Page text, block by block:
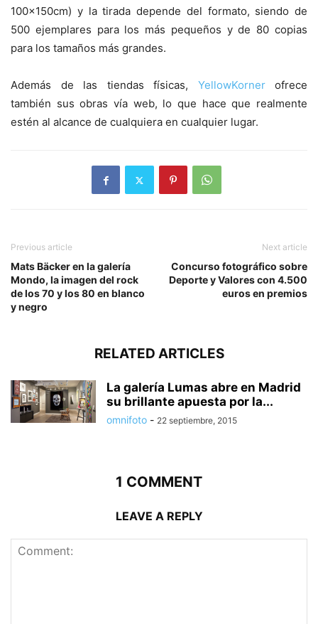
100x150cm) y la tirada depende del formato, siendo de
500 ejemplares para los más pequeños y de 80 copias
para los tamaños más grandes.
Además de las tiendas físicas, YellowKorner ofrece
también sus obras vía web, lo que hace que realmente
estén al alcance de cualquiera en cualquier lugar.
Previous article
Mats Bäcker en la galería
Mondo, la imagen del rock
de los 70 y los 80 en blanco
y negro
Next article
Concurso fotográfico sobre
Deporte y Valores con 4.500
euros en premios
RELATED ARTICLES
La galería Lumas abre en Madrid
su brillante apuesta por la...
omnifoto - 22 septiembre, 2015
1 COMMENT
LEAVE A REPLY